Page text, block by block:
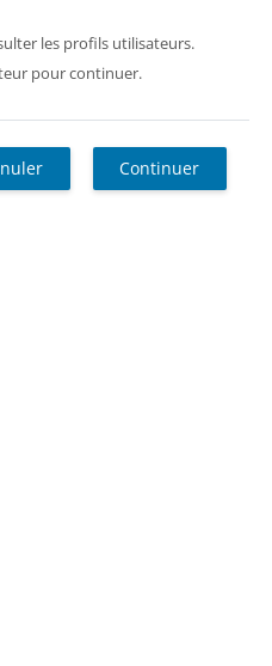
les profils utilisateurs.
pour continuer.
Continuer